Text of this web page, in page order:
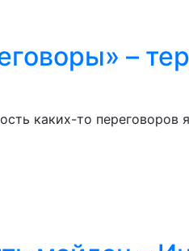
–
каких-то